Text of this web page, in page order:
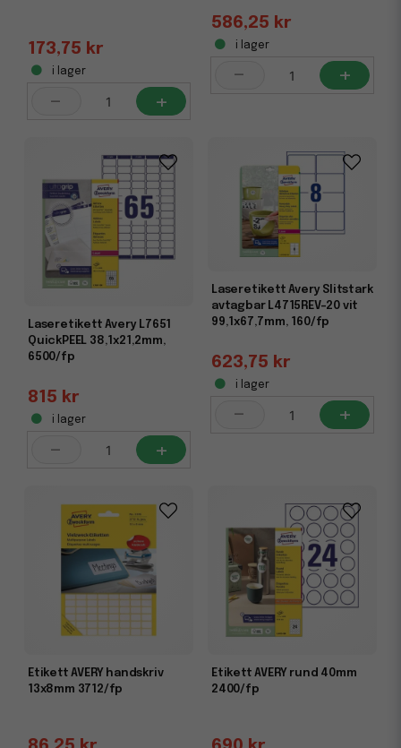
173,75 kr
i lager
- +
586,25 kr
i lager
- +
Laseretikett Avery L7651
QuickPEEL 38,1x21,2mm,
6500/fp
815 kr
i lager
- +
Laseretikett Avery Slitstark
avtagbar L4715REV-20 vit
99,1x67,7mm, 160/fp
623,75 kr
i lager
- +
Etikett AVERY handskriv
13x8mm 3712/fp
Etikett AVERY rund 40mm
2400/fp